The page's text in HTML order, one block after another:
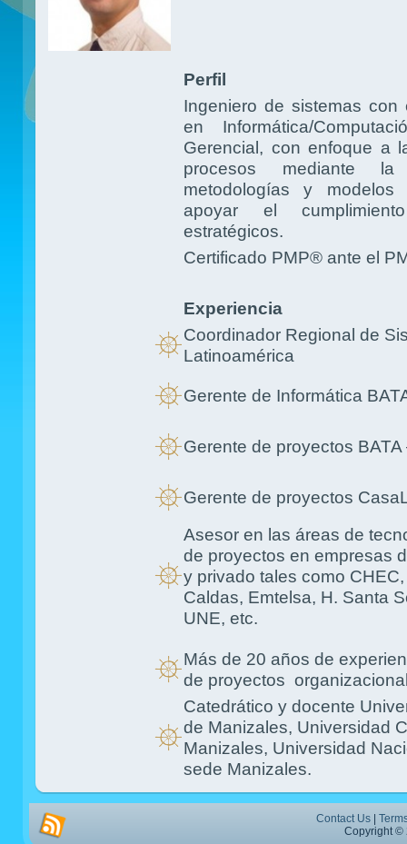
Perfil
Ingeniero de sistemas con
en Informática/
Gerencial, con enfoque a
procesos mediante
metodologías y modelos
apoyar el
estratégicos.
Certificado PMP® ante el
Experiencia
Coordinador Regional de
Latinoamérica
Gerente de Informática
Gerente de proyectos
Gerente de proyectos
Asesor en las áreas de
de proyectos en empresas
y privado tales como
Caldas, Emtelsa, H. Santa
UNE, etc.
Más de 20 años de
de proyectos
Catedrático y docente
de Manizales, Universidad
Manizales, Universidad
sede Manizales.
Contact Us |
Copyright ©